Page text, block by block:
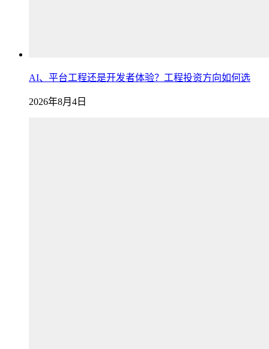
AI、平台工程还是开发者体验？工程投资方向如何选
2026年8月4日